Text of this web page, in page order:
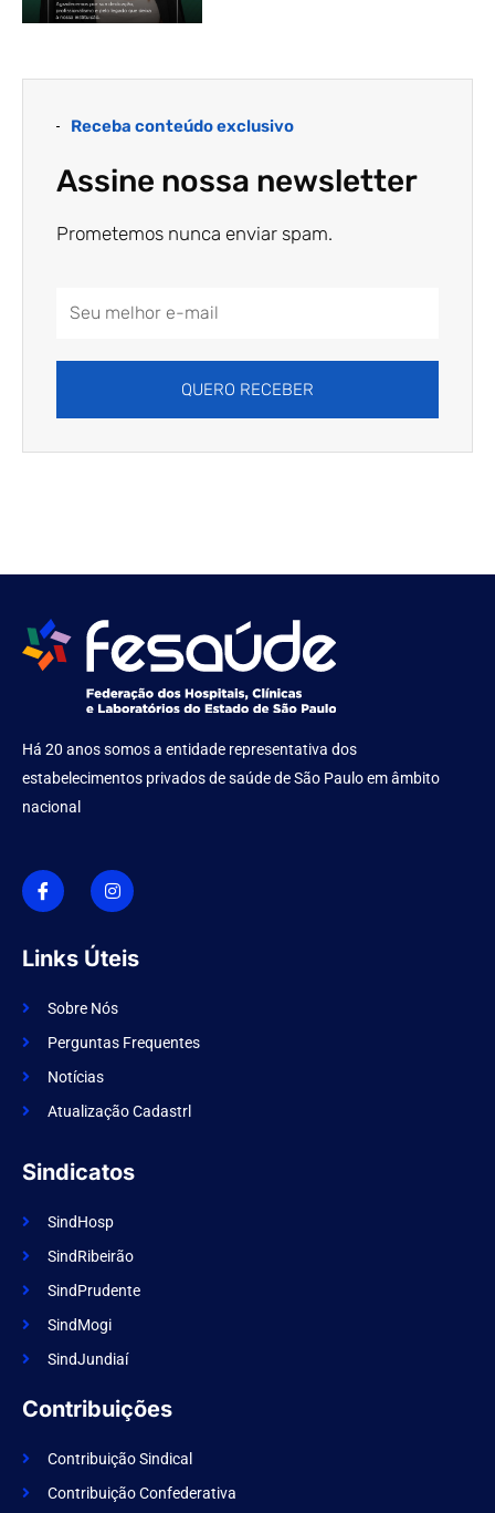
Receba conteúdo exclusivo
Assine nossa newsletter
Prometemos nunca enviar spam.
QUERO RECEBER
Há 20 anos somos a entidade representativa dos
estabelecimentos privados de saúde de São Paulo em âmbito
nacional
I
c
o
n
f
a
e
o
k
I
n
s
t
g
r
m
Links Úteis
Sobre Nós
Perguntas Frequentes
Notícias
Atualização Cadastrl
Sindicatos
SindHosp
SindRibeirão
SindPrudente
SindMogi
SindJundiaí
Contribuições
Contribuição Sindical
Contribuição Confederativa